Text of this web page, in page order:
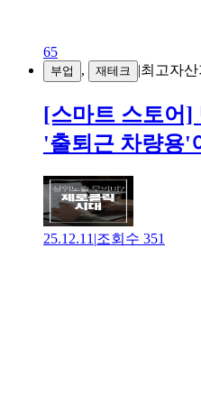
65
부업 , 재테크 |최고자산
[스마트 스토어]
'출퇴근 차량용'
25.12.11 |조회수 351